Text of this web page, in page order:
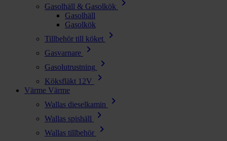
Gasolhäll & Gasolkök chevron_right
Gasolhäll
Gasolkök
Tillbehör till köket
chevron_right
Gasvarnare chevron_right
Gasolutrustning chevron_right
Köksfläkt 12V chevron_right
Värme Värme
Wallas dieselkamin
chevron_right
Wallas spishäll chevron_right
Wallas tillbehör chevron_right